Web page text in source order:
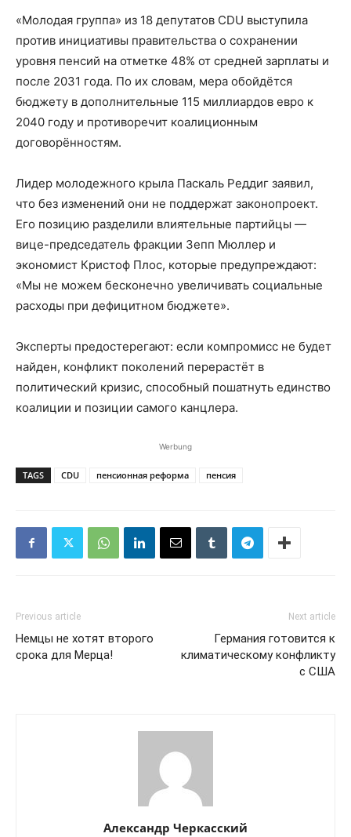
«Молодая группа» из 18 депутатов CDU выступила
против инициативы правительства о сохранении
уровня пенсий на отметке 48% от средней зарплаты и
после 2031 года. По их словам, мера обойдётся
бюджету в дополнительные 115 миллиардов евро к
2040 году и противоречит коалиционным
договорённостям.
Лидер молодежного крыла Паскаль Реддиг заявил,
что без изменений они не поддержат законопроект.
Его позицию разделили влиятельные партийцы —
вице-председатель фракции Зепп Мюллер и
экономист Кристоф Плос, которые предупреждают:
«Мы не можем бесконечно увеличивать социальные
расходы при дефицитном бюджете».
Эксперты предостерегают: если компромисс не будет
найден, конфликт поколений перерастёт в
политический кризис, способный пошатнуть единство
коалиции и позиции самого канцлера.
Werbung
TAGS CDU пенсионная реформа пенсия
Previous article
Немцы не хотят второго
срока для Мерца!
Next article
Германия готовится к
климатическому конфликту
с США
Александр Черкасский